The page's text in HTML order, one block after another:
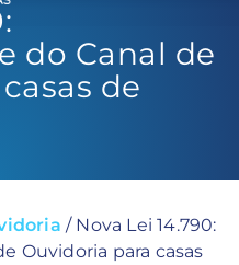
do Canal de
de
/ Nova Lei 14.790:
Ouvidoria para casas